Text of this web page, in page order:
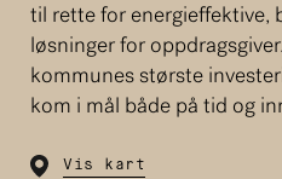
til rette for energieffektive,
løsninger for
kommunes største
kom i mål både på tid og
Vis kart